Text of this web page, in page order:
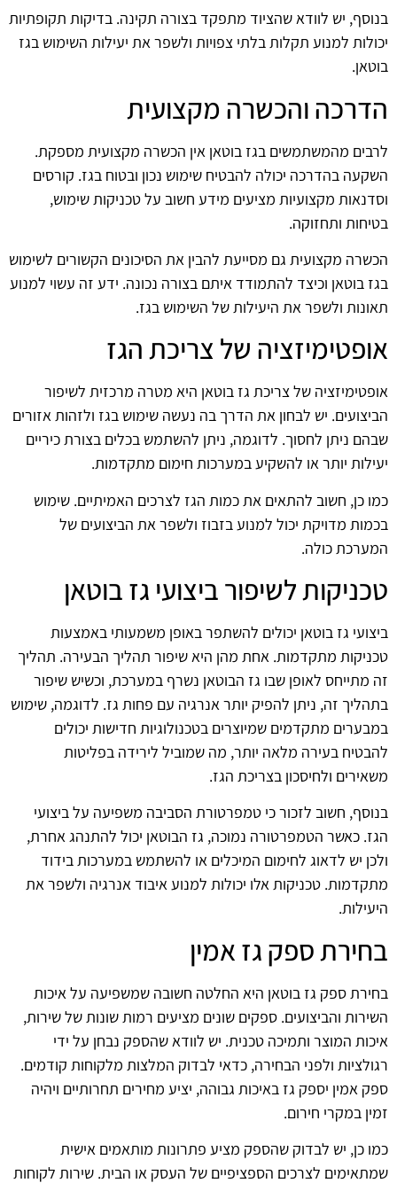
בנוסף, יש לוודא שהציוד מתפקד בצורה תקינה. בדיקות תקופתיות
יכולות למנוע תקלות בלתי צפויות ולשפר את יעילות השימוש בגז
בוטאן.
הדרכה והכשרה מקצועית
לרבים מהמשתמשים בגז בוטאן אין הכשרה מקצועית מספקת.
השקעה בהדרכה יכולה להבטיח שימוש נכון ובטוח בגז. קורסים
וסדנאות מקצועיות מציעים מידע חשוב על טכניקות שימוש,
בטיחות ותחזוקה.
הכשרה מקצועית גם מסייעת להבין את הסיכונים הקשורים לשימוש
בגז בוטאן וכיצד להתמודד איתם בצורה נכונה. ידע זה עשוי למנוע
תאונות ולשפר את היעילות של השימוש בגז.
אופטימיזציה של צריכת הגז
אופטימיזציה של צריכת גז בוטאן היא מטרה מרכזית לשיפור
הביצועים. יש לבחון את הדרך בה נעשה שימוש בגז ולזהות אזורים
שבהם ניתן לחסוך. לדוגמה, ניתן להשתמש בכלים בצורת כיריים
יעילות יותר או להשקיע במערכות חימום מתקדמות.
כמו כן, חשוב להתאים את כמות הגז לצרכים האמיתיים. שימוש
בכמות מדויקת יכול למנוע בזבוז ולשפר את הביצועים של
המערכת כולה.
טכניקות לשיפור ביצועי גז בוטאן
ביצועי גז בוטאן יכולים להשתפר באופן משמעותי באמצעות
טכניקות מתקדמות. אחת מהן היא שיפור תהליך הבעירה. תהליך
זה מתייחס לאופן שבו גז הבוטאן נשרף במערכת, וכשיש שיפור
בתהליך זה, ניתן להפיק יותר אנרגיה עם פחות גז. לדוגמה, שימוש
במבערים מתקדמים שמיוצרים בטכנולוגיות חדישות יכולים
להבטיח בעירה מלאה יותר, מה שמוביל לירידה בפליטות
משאירים ולחיסכון בצריכת הגז.
בנוסף, חשוב לזכור כי טמפרטורת הסביבה משפיעה על ביצועי
הגז. כאשר הטמפרטורה נמוכה, גז הבוטאן יכול להתנהג אחרת,
ולכן יש לדאוג לחימום המיכלים או להשתמש במערכות בידוד
מתקדמות. טכניקות אלו יכולות למנוע איבוד אנרגיה ולשפר את
היעילות.
בחירת ספק גז אמין
בחירת ספק גז בוטאן היא החלטה חשובה שמשפיעה על איכות
השירות והביצועים. ספקים שונים מציעים רמות שונות של שירות,
איכות המוצר ותמיכה טכנית. יש לוודא שהספק נבחן על ידי
רגולציות ולפני הבחירה, כדאי לבדוק המלצות מלקוחות קודמים.
ספק אמין יספק גז באיכות גבוהה, יציע מחירים תחרותיים ויהיה
זמין במקרי חירום.
כמו כן, יש לבדוק שהספק מציע פתרונות מותאמים אישית
שמתאימים לצרכים הספציפיים של העסק או הבית. שירות לקוחות